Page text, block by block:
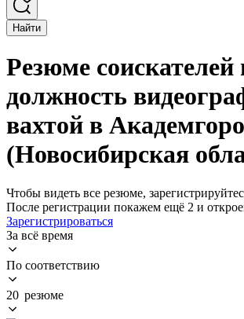
Найти
Резюме соискателей
должность
вахтой в
(Новосибирская
Чтобы видеть все резюме,
После регистрации покажем ещё 2 и
Зарегистрироваться
За всё время
По соответствию
20 резюме